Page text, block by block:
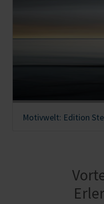
Motivwelt: Edition